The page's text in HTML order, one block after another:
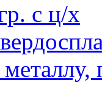
с ц/х